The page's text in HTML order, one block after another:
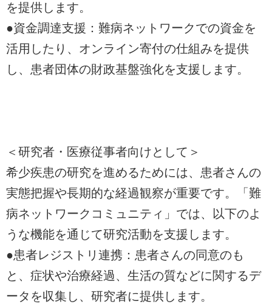
を提供します。
●資金調達支援：難病ネットワークでの資金を
活用したり、オンライン寄付の仕組みを提供
し、患者団体の財政基盤強化を支援します。
＜研究者・医療従事者向けとして＞
希少疾患の研究を進めるためには、患者さんの
実態把握や長期的な経過観察が重要です。「難
病ネットワークコミュニティ」では、以下のよ
うな機能を通じて研究活動を支援します。
●患者レジストリ連携：患者さんの同意のも
と、症状や治療経過、生活の質などに関するデ
ータを収集し、研究者に提供します。